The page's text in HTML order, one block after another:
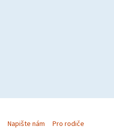
Napište nám Pro rodiče